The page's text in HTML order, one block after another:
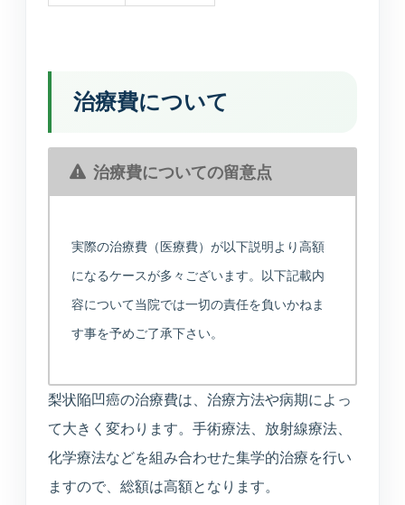
治療費について
治療費についての留意点
実際の治療費（医療費）が以下説明より高額
になるケースが多々ございます。以下記載内
容について当院では一切の責任を負いかねま
す事を予めご了承下さい。
梨状陥凹癌の治療費は、治療方法や病期によっ
て大きく変わります。手術療法、放射線療法、
化学療法などを組み合わせた集学的治療を行い
ますので、総額は高額となります。